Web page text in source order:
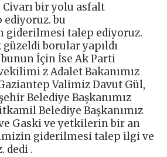
Civarı bir yolu asfalt
ediyoruz. bu
giderilmesi talep ediyoruz.
borular yapıldı
İçin İse Ak Parti
z Adalet Bakanımız
Valimiz Davut Gül,
Belediye Başkanımız
Belediye Başkanımız
ve Gaski ve yetkilerin bir an
giderilmesi talep ilgi ve
dedi .